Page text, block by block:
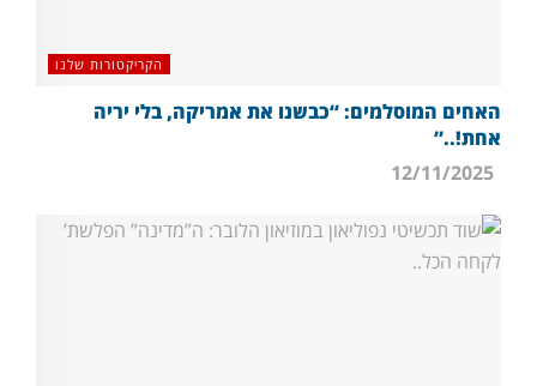
הקריקטורות שלנו
האחים המוסלמים: “כבשנו את אמריקה, בלי יריה
אחת!..”